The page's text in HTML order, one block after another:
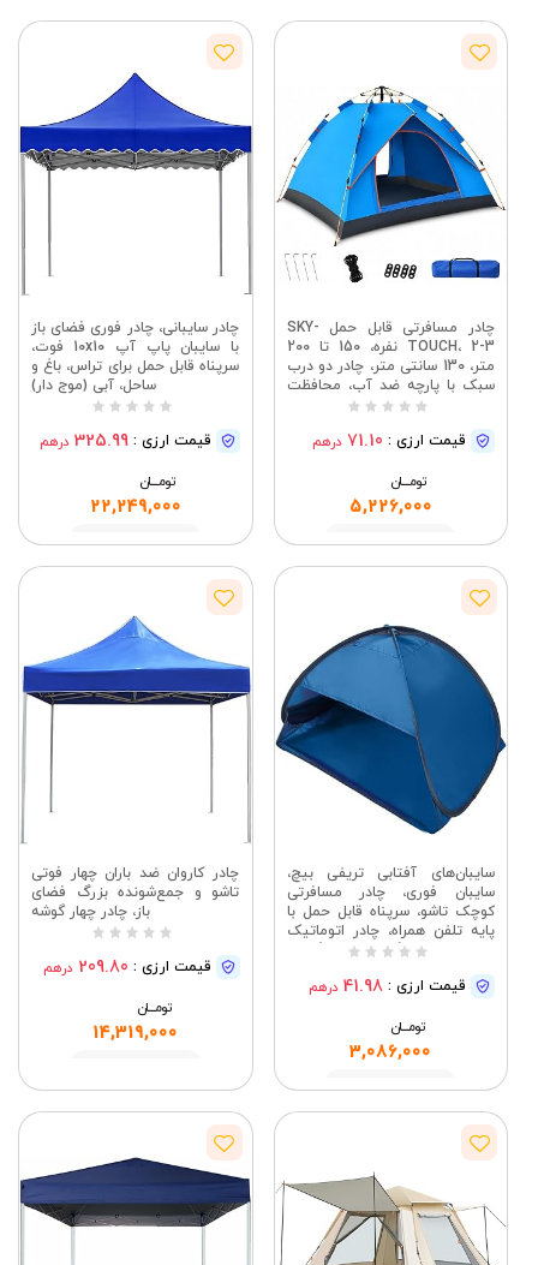
چادر مسافرتی قابل حمل SKY-
TOUCH، 2-3 نفره، 150 تا 200
متر، 130 سانتی متر، چادر دو درب
سبک با پارچه ضد آب، محافظت
در برابر اشعه ماوراء بنفش، توری
برای کمپینگ، کوهنوردی (آبی)
قیمت ارزی : 71.10 درهم
تومــــــان
5,226,000
مشاهده
چادر سایبانی، چادر فوری فضای باز
با سایبان پاپ آپ 10x10 فوت،
سرپناه قابل حمل برای تراس، باغ و
ساحل، آبی (موج دار)
قیمت ارزی : 325.99 درهم
تومــــــان
22,249,000
مشاهده
سایبان‌های آفتابی تریفی بیچ،
سایبان فوری، چادر مسافرتی
کوچک تاشو، سرپناه قابل حمل با
پایه تلفن همراه، چادر اتوماتیک
برای کمپینگ، ماهیگیری،
قیمت ارزی : 41.98 درهم
تومــــــان
3,086,000
مشاهده
چادر کاروان ضد باران چهار فوتی
تاشو و جمع‌شونده بزرگ فضای
باز، چادر چهار گوشه
قیمت ارزی : 209.80 درهم
تومــــــان
14,319,000